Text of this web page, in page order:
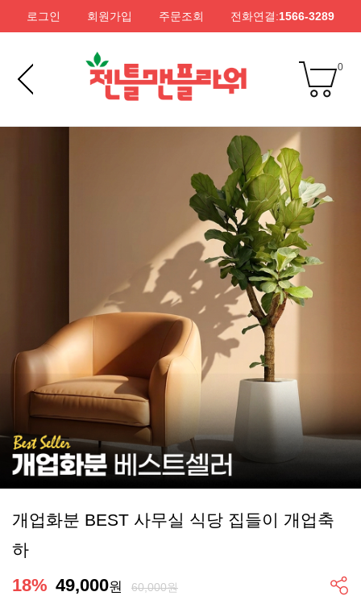
로그인 회원가입 주문조회 전화연결:1566-3289
0
개업화분 BEST 사무실 식당 집들이 개업축
하
18% 49,000원 60,000원